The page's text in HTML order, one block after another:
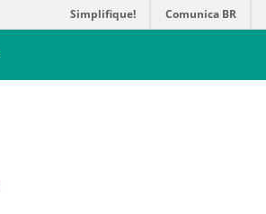
Simplifique! Comunica BR